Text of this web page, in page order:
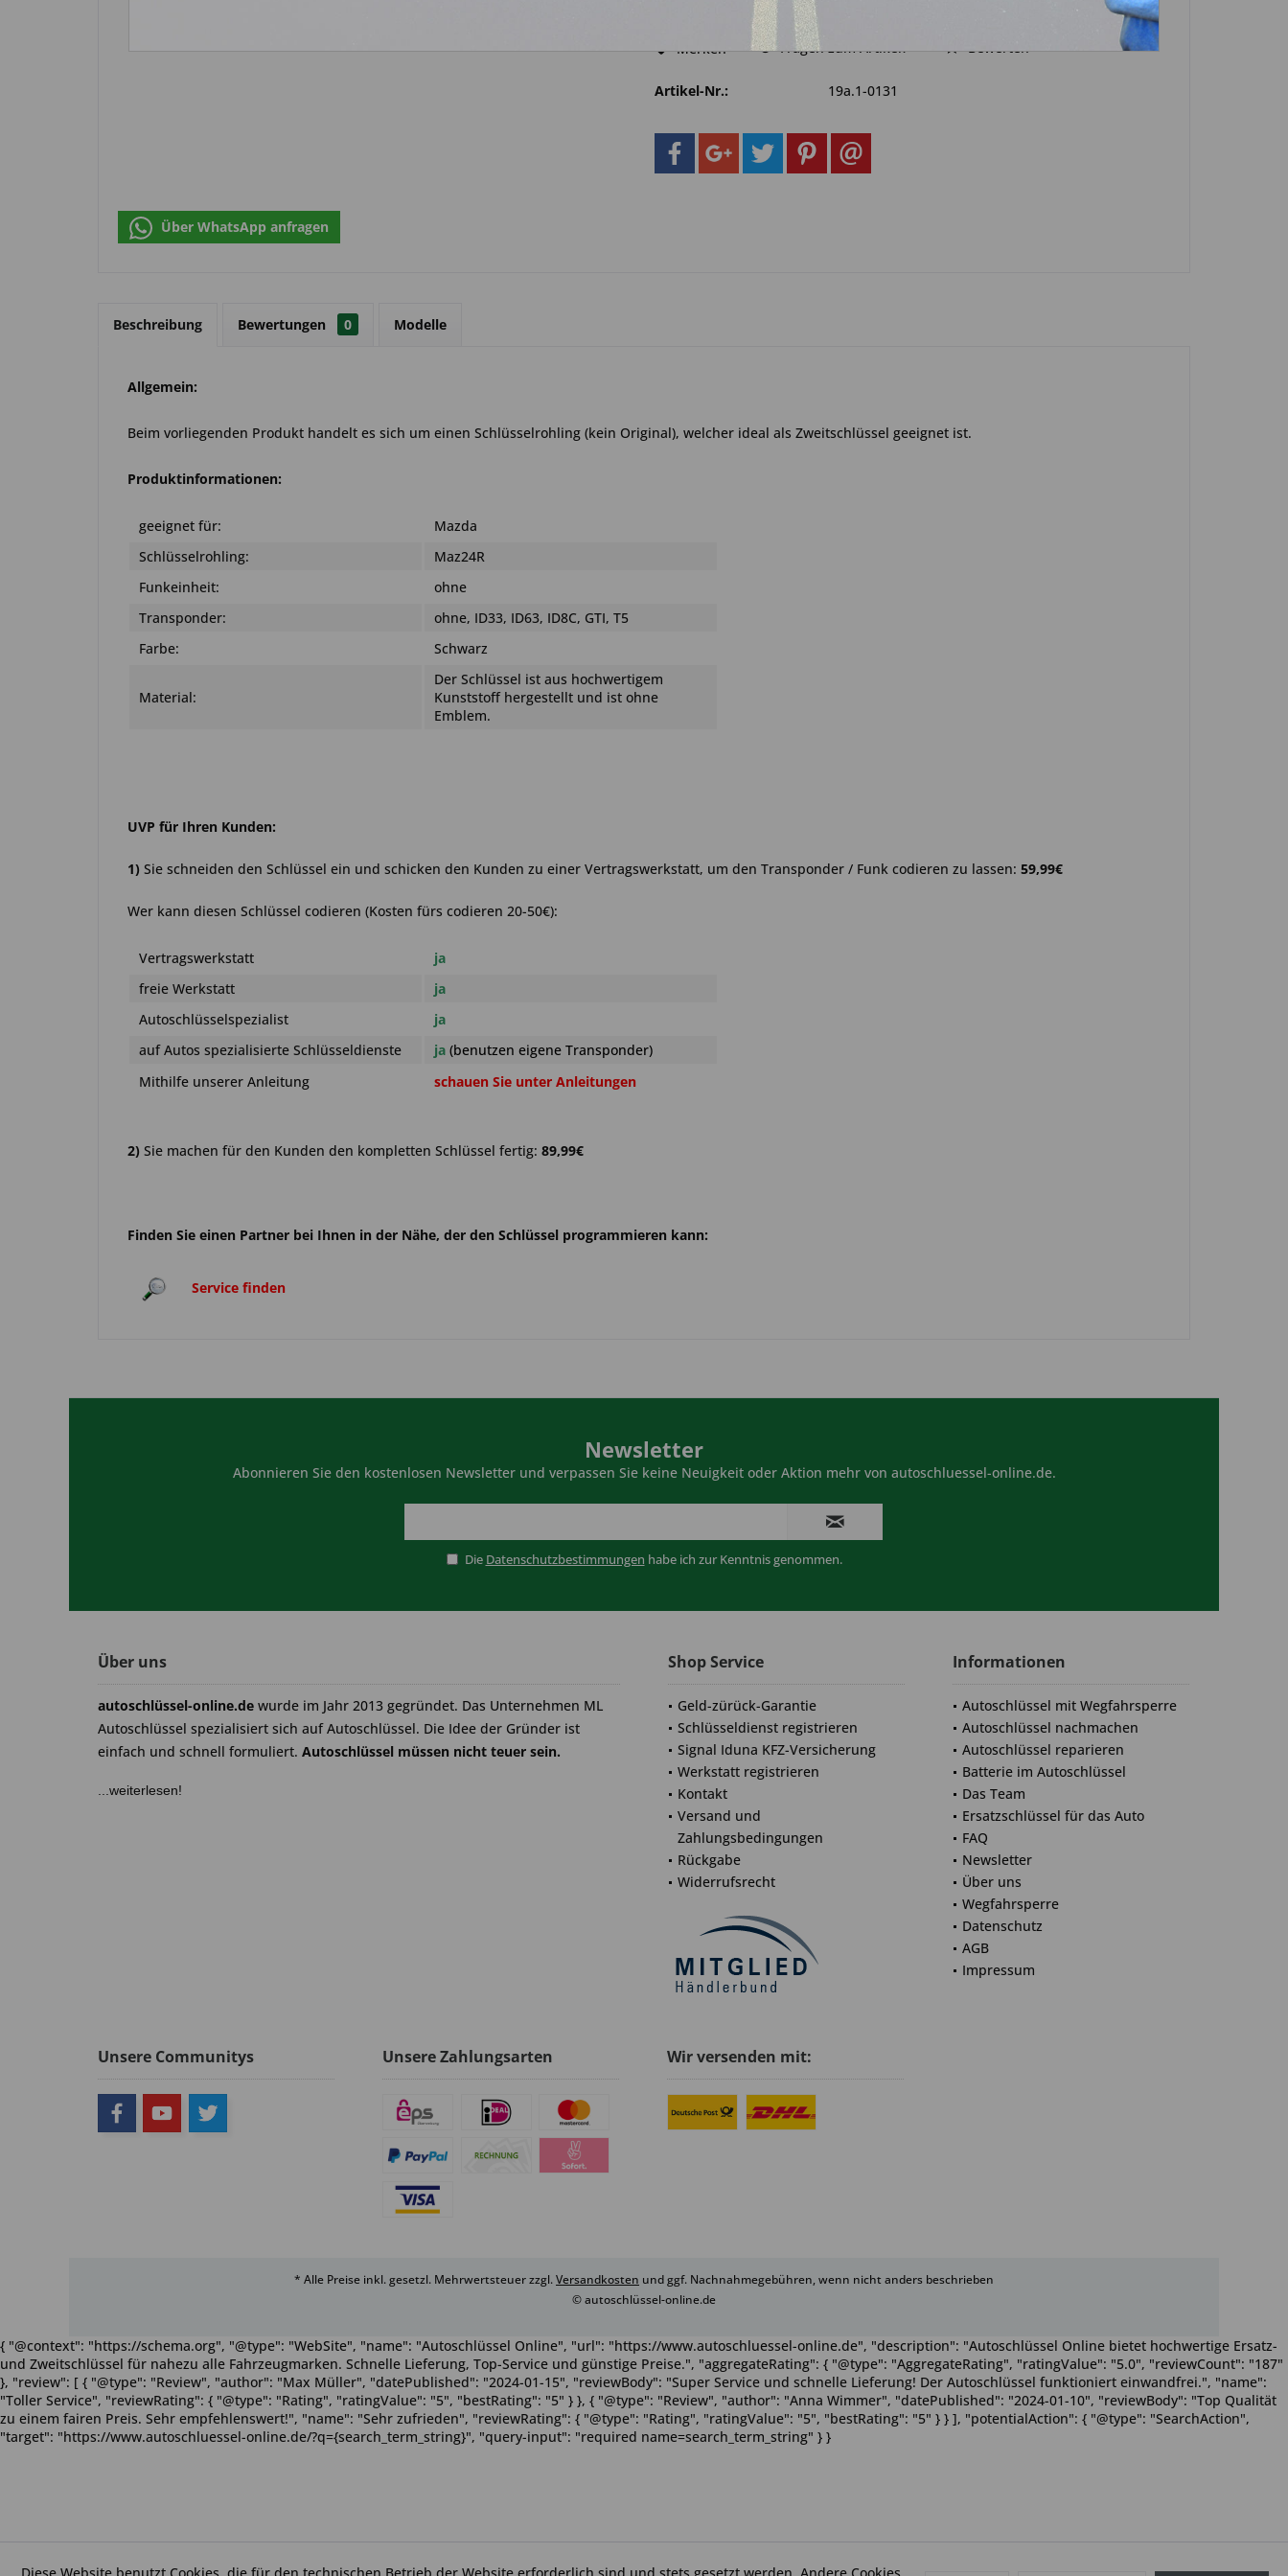
Merken Fragen zum Artikel? Bewerten
Artikel-Nr.: 19a.1-0131
Über WhatsApp anfragen
Beschreibung Bewertungen 0 Modelle
Allgemein:
Beim vorliegenden Produkt handelt es sich um einen Schlüsselrohling (kein Original), welcher ideal als Zweitschlüssel geeignet ist.
Produktinformationen:
geeignet für:
Mazda
Schlüsselrohling:
Maz24R
Funkeinheit:
ohne
Transponder:
ohne, ID33, ID63, ID8C, GTI, T5
Farbe:
Schwarz
Material:
Der Schlüssel ist aus hochwertigem
Kunststoff hergestellt und ist ohne
Emblem.
UVP für Ihren Kunden:
1) Sie schneiden den Schlüssel ein und schicken den Kunden zu einer Vertragswerkstatt, um den Transponder / Funk codieren zu lassen: 59,99€
Wer kann diesen Schlüssel codieren (Kosten fürs codieren 20-50€):
Vertragswerkstatt
ja
freie Werkstatt
ja
Autoschlüsselspezialist
ja
auf Autos spezialisierte Schlüsseldienste
ja (benutzen eigene Transponder)
Mithilfe unserer Anleitung
schauen Sie unter Anleitungen
2) Sie machen für den Kunden den kompletten Schlüssel fertig: 89,99€
Finden Sie einen Partner bei Ihnen in der Nähe, der den Schlüssel programmieren kann:
Service finden
Newsletter
Abonnieren Sie den kostenlosen Newsletter und verpassen Sie keine Neuigkeit oder Aktion mehr von autoschluessel-online.de.
Die Datenschutzbestimmungen habe ich zur Kenntnis genommen.
Über uns
autoschlüssel-online.de wurde im Jahr 2013 gegründet. Das Unternehmen ML
Autoschlüssel spezialisiert sich auf Autoschlüssel. Die Idee der Gründer ist
einfach und schnell formuliert. Autoschlüssel müssen nicht teuer sein.
...weiterlesen!
Shop Service
Geld-zürück-Garantie
Schlüsseldienst registrieren
Signal Iduna KFZ-Versicherung
Werkstatt registrieren
Kontakt
Versand und
Zahlungsbedingungen
Rückgabe
Widerrufsrecht
Informationen
Autoschlüssel mit Wegfahrsperre
Autoschlüssel nachmachen
Autoschlüssel reparieren
Batterie im Autoschlüssel
Das Team
Ersatzschlüssel für das Auto
FAQ
Newsletter
Über uns
Wegfahrsperre
Datenschutz
AGB
Impressum
Unsere Communitys Unsere Zahlungsarten Wir versenden mit:
* Alle Preise inkl. gesetzl. Mehrwertsteuer zzgl.Versandkosten und ggf. Nachnahmegebühren, wenn nicht anders beschrieben
© autoschlüssel-online.de
{ "@context": "https://schema.org", "@type": "WebSite", "name": "Autoschlüssel Online", "url": "https://www.autoschluessel-online.de", "description": "Autoschlüssel Online bietet hochwertige Ersatz-
und Zweitschlüssel für nahezu alle Fahrzeugmarken. Schnelle Lieferung, Top-Service und günstige Preise.", "aggregateRating": { "@type": "AggregateRating", "ratingValue": "5.0", "reviewCount": "187"
}, "review": [ { "@type": "Review", "author": "Max Müller", "datePublished": "2024-01-15", "reviewBody": "Super Service und schnelle Lieferung! Der Autoschlüssel funktioniert einwandfrei.", "name":
"Toller Service", "reviewRating": { "@type": "Rating", "ratingValue": "5", "bestRating": "5" } }, { "@type": "Review", "author": "Anna Wimmer", "datePublished": "2024-01-10", "reviewBody": "Top Qualität
zu einem fairen Preis. Sehr empfehlenswert!", "name": "Sehr zufrieden", "reviewRating": { "@type": "Rating", "ratingValue": "5", "bestRating": "5" } } ], "potentialAction": { "@type": "SearchAction",
"target": "https://www.autoschluessel-online.de/?q={search_term_string}", "query-input": "required name=search_term_string" } }